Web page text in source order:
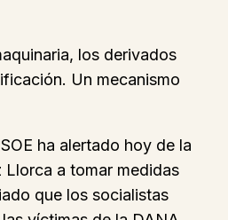
los derivados
Un mecanismo
ha alertado hoy de la
Llorca a tomar medidas
que los socialistas